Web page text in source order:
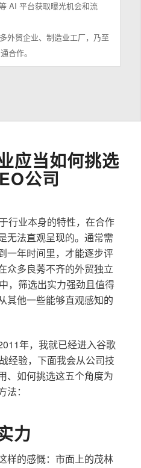
AI 平台获取曝光机会和流
外贸企业、制造业工厂，乃至
合作。
应当如何挑选
公司
行业本身的特性，在合作
无法直观呈现的。通常需
一年时间里，才能逐步评
众多良莠不齐的外贸独立
，筛选出实力强劲且值得
其他一些能够直观感知的
年，我就已经进入谷歌
经验，下面我会从公司技
、如何挑选这五个角度为
：
力
样的感慨：市面上的茂林